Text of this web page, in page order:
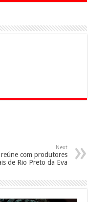
Next
com produtores
de Rio Preto da Eva